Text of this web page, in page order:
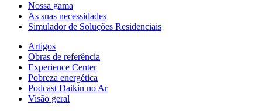
Nossa gama
As suas necessidades
Simulador de Soluções Residenciais
Artigos
Obras de referência
Experience Center
Pobreza energética
Podcast Daikin no Ar
Visão geral